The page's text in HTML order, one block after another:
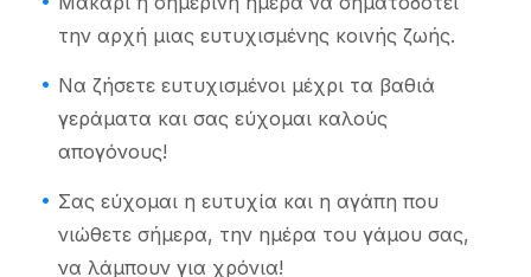
την αρχή μιας ευτυχισμένης κοινής ζωής.
Να ζήσετε ευτυχισμένοι μέχρι τα βαθιά
γεράματα και σας εύχομαι καλούς
απογόνους!
Σας εύχομαι η ευτυχία και η αγάπη που
νιώθετε σήμερα, την ημέρα του γάμου σας,
να λάμπουν για χρόνια!